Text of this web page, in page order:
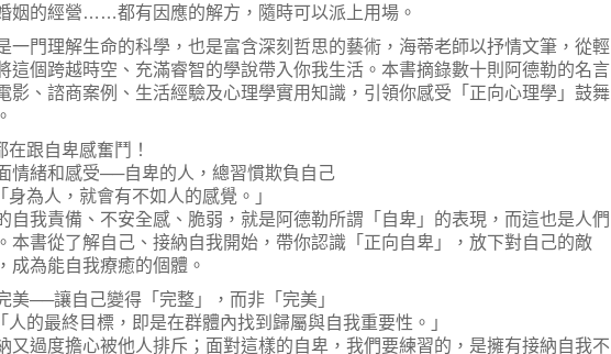
姻的經營……都有因應的解方，隨時可以派上用場。
門理解生命的科學，也是富含深刻哲思的藝術，海蒂老師以抒情文筆，從輕
這個跨越時空、充滿睿智的學說帶入你我生活。本書摘錄數十則阿德勒的名言
影、諮商案例、生活經驗及心理學實用知識，引領你感受「正向心理學」鼓舞
跟自卑感奮鬥！
緒和感受──自卑的人，總習慣欺負自己
人，就會有不如人的感覺。」
我責備、不安全感、脆弱，就是阿德勒所謂「自卑」的表現，而這也是人們
本書從了解自己、接納自我開始，帶你認識「正向自卑」，放下對自己的敵
成為能自我療癒的個體。
讓自己變得「完整」，而非「完美」
最終目標，即是在群體內找到歸屬與自我重要性。」
過度擔心被他人排斥；面對這樣的自卑，我們要練習的，是擁有接納自我不